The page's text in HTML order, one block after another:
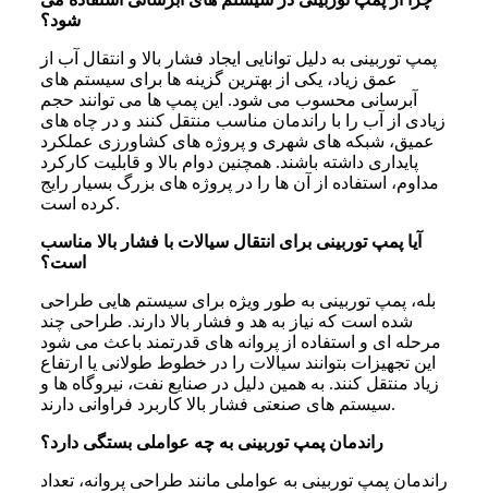
شود؟
پمپ توربینی به دلیل توانایی ایجاد فشار بالا و انتقال آب از
عمق زیاد، یکی از بهترین گزینه ها برای سیستم های
آبرسانی محسوب می شود. این پمپ ها می توانند حجم
زیادی از آب را با راندمان مناسب منتقل کنند و در چاه های
عمیق، شبکه های شهری و پروژه های کشاورزی عملکرد
پایداری داشته باشند. همچنین دوام بالا و قابلیت کارکرد
مداوم، استفاده از آن ها را در پروژه های بزرگ بسیار رایج
کرده است.
آیا پمپ توربینی برای انتقال سیالات با فشار بالا مناسب
است؟
بله، پمپ توربینی به طور ویژه برای سیستم هایی طراحی
شده است که نیاز به هد و فشار بالا دارند. طراحی چند
مرحله ای و استفاده از پروانه های قدرتمند باعث می شود
این تجهیزات بتوانند سیالات را در خطوط طولانی یا ارتفاع
زیاد منتقل کنند. به همین دلیل در صنایع نفت، نیروگاه ها و
سیستم های صنعتی فشار بالا کاربرد فراوانی دارند.
راندمان پمپ توربینی به چه عواملی بستگی دارد؟
راندمان پمپ توربینی به عواملی مانند طراحی پروانه، تعداد